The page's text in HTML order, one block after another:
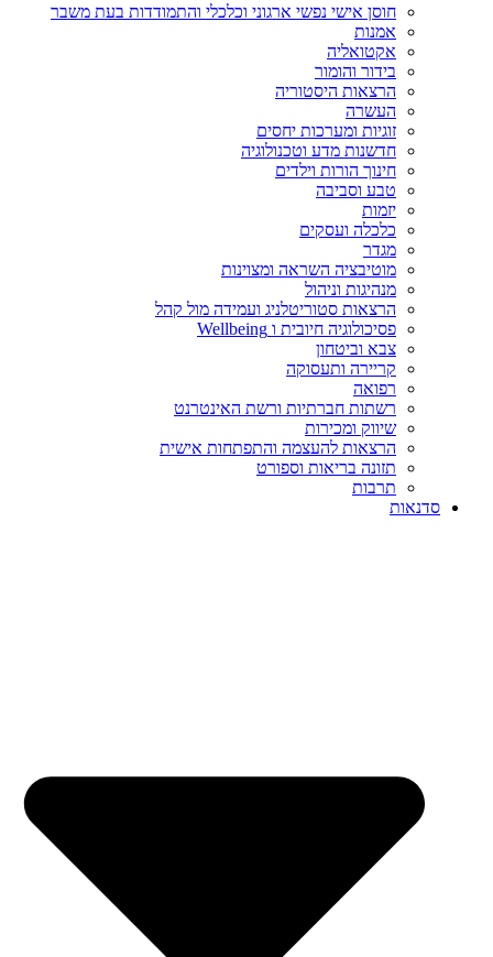
חוסן אישי נפשי ארגוני וכלכלי והתמודדות בעת משבר
אמנות
אקטואליה
בידור והומור
הרצאות היסטוריה
העשרה
זוגיות ומערכות יחסים
חדשנות מדע וטכנולוגיה
חינוך הורות וילדים
טבע וסביבה
יזמות
כלכלה ועסקים
מגדר
מוטיבציה השראה ומצוינות
מנהיגות וניהול
הרצאות סטוריטלניג ועמידה מול קהל
פסיכולוגיה חיובית ו Wellbeing
צבא וביטחון
קריירה ותעסוקה
רפואה
רשתות חברתיות ורשת האינטרנט
שיווק ומכירות
הרצאות להעצמה והתפתחות אישית
תזונה בריאות וספורט
תרבות
סדנאות